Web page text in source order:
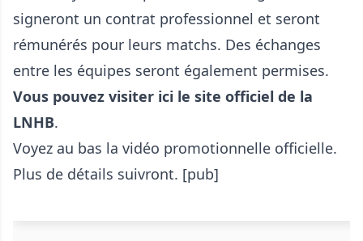
signeront un contrat professionnel et seront
rémunérés pour leurs matchs. Des échanges
entre les équipes seront également permises.
Vous pouvez visiter ici le site officiel de la
LNHB.
Voyez au bas la vidéo promotionnelle officielle.
Plus de détails suivront. [pub]